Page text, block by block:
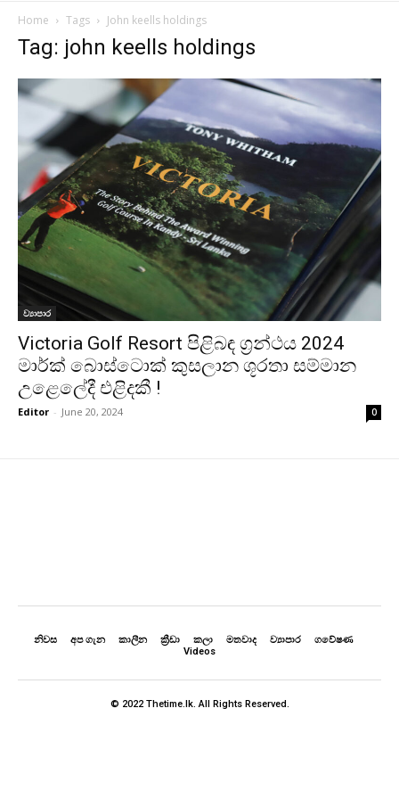
Home Tags John keells holdings
Tag: john keells holdings
ව්‍යාපාර
Victoria Golf Resort පිළිබඳ ග්‍රන්ථය 2024
මාර්ක් බොස්ටොක් කුසලාන ශූරතා සම්මාන
උළෙලේදී එළිදකී !
Editor - June 20, 2024 0
නිවස අප ගැන කාලීන ක්‍රීඩා කලා මතවාද ව්‍යාපාර
ගවේෂණ
Videos
© 2022 Thetime.lk. All Rights Reserved.